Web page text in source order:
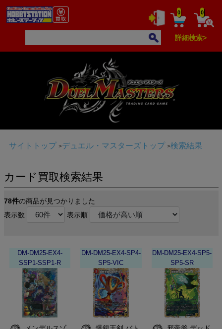
0 0
詳細検索>
サイトトップ デュエル・マスターズトップ 検索結果
カード買取検索結果
78件の商品が見つかりました
表示数
表示順
DM-DM25-EX4-
SSP1-SSP1-R
DM-DM25-EX4-SP4-
SP5-VIC
DM-DM25-EX4-SP5-
SP5-SR